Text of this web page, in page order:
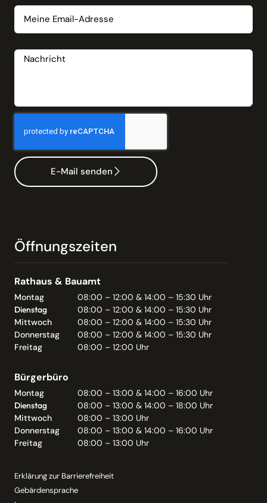
E-Mail senden
Öffnungszeiten
Rathaus & Bauamt
Montag
08:00 – 12:00 & 14:00 – 15:30 Uhr
Dienstag
08:00 – 12:00 & 14:00 – 15:30 Uhr
Mittwoch
08:00 – 12:00 & 14:00 – 15:30 Uhr
Donnerstag
08:00 – 12:00 & 14:00 – 15:30 Uhr
Freitag
08:00 – 12:00 Uhr
Bürgerbüro
Montag
08:00 – 13:00 & 14:00 – 16:00 Uhr
Dienstag
08:00 – 13:00 & 14:00 – 18:00 Uhr
Mittwoch
08:00 – 13:00 Uhr
Donnerstag
08:00 – 13:00 & 14:00 – 16:00 Uhr
Freitag
08:00 – 13:00 Uhr
Erklärung zur Barrierefreiheit
Gebärdensprache